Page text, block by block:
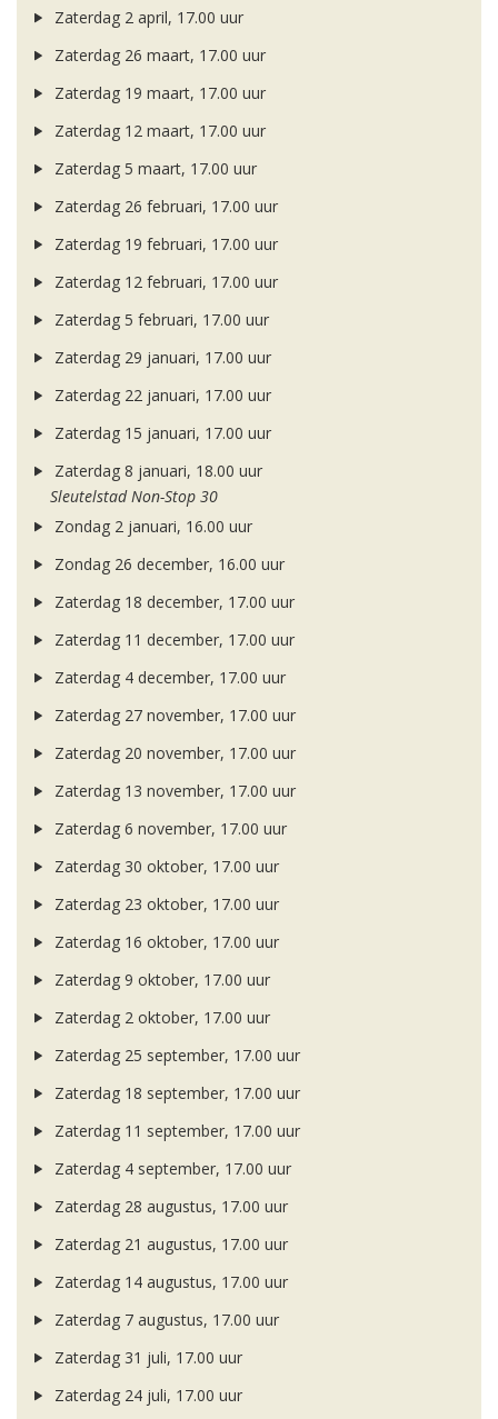
Zaterdag 2 april, 17.00 uur
Zaterdag 26 maart, 17.00 uur
Zaterdag 19 maart, 17.00 uur
Zaterdag 12 maart, 17.00 uur
Zaterdag 5 maart, 17.00 uur
Zaterdag 26 februari, 17.00 uur
Zaterdag 19 februari, 17.00 uur
Zaterdag 12 februari, 17.00 uur
Zaterdag 5 februari, 17.00 uur
Zaterdag 29 januari, 17.00 uur
Zaterdag 22 januari, 17.00 uur
Zaterdag 15 januari, 17.00 uur
Zaterdag 8 januari, 18.00 uur
Sleutelstad Non-Stop 30
Zondag 2 januari, 16.00 uur
Zondag 26 december, 16.00 uur
Zaterdag 18 december, 17.00 uur
Zaterdag 11 december, 17.00 uur
Zaterdag 4 december, 17.00 uur
Zaterdag 27 november, 17.00 uur
Zaterdag 20 november, 17.00 uur
Zaterdag 13 november, 17.00 uur
Zaterdag 6 november, 17.00 uur
Zaterdag 30 oktober, 17.00 uur
Zaterdag 23 oktober, 17.00 uur
Zaterdag 16 oktober, 17.00 uur
Zaterdag 9 oktober, 17.00 uur
Zaterdag 2 oktober, 17.00 uur
Zaterdag 25 september, 17.00 uur
Zaterdag 18 september, 17.00 uur
Zaterdag 11 september, 17.00 uur
Zaterdag 4 september, 17.00 uur
Zaterdag 28 augustus, 17.00 uur
Zaterdag 21 augustus, 17.00 uur
Zaterdag 14 augustus, 17.00 uur
Zaterdag 7 augustus, 17.00 uur
Zaterdag 31 juli, 17.00 uur
Zaterdag 24 juli, 17.00 uur